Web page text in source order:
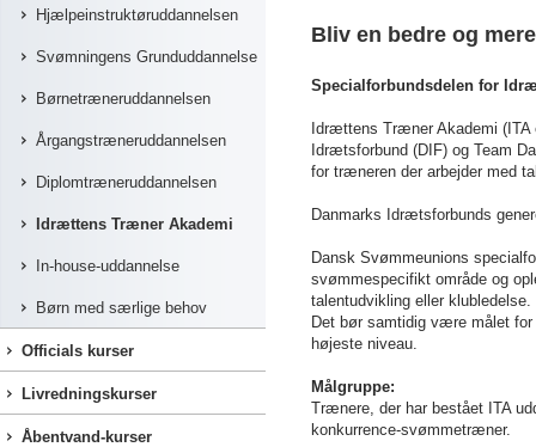
Hjælpeinstruktøruddannelsen
Svømningens Grunduddannelse
Børnetræneruddannelsen
Årgangstræneruddannelsen
Diplomtræneruddannelsen
Idrættens Træner Akademi
In-house-uddannelse
Børn med særlige behov
Officials kurser
Livredningskurser
Åbentvand-kurser
Bliv en bedre og
Specialforbundsdelen for
Idrættens Træner Akademi
Idrætsforbund (DIF) og Team
for træneren der arbejder med
Danmarks Idrætsforbunds
Dansk Svømmeunions
svømmespecifikt område og
talentudvikling eller
Det bør samtidig være målet
højeste niveau.
Målgruppe:
Trænere, der har bestået ITA
konkurrence-svømmetræner.